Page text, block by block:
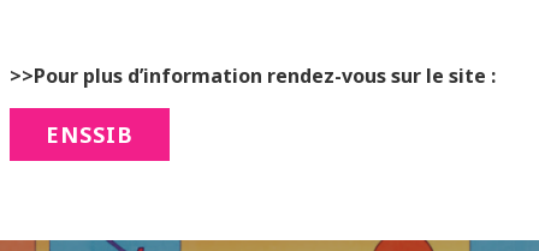
>>Pour plus d’information rendez-vous sur le site :
ENSSIB